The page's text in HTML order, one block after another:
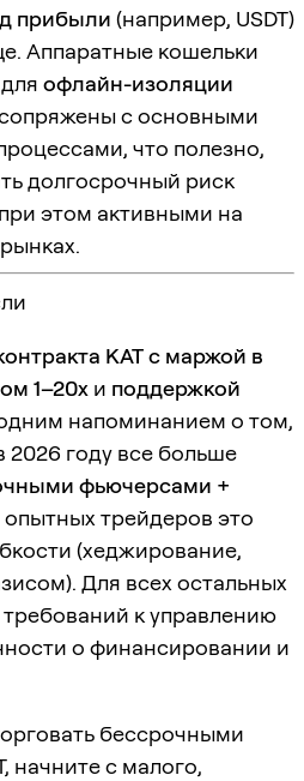
прибыли (например, USDT)
Аппаратные кошельки
офлайн-изоляции
с основными
что полезно,
долгосрочный риск
этом активными на
KAT с маржой в
1–20x и поддержкой
напоминанием о том,
2026 году все больше
фьючерсами +
опытных трейдеров это
(хеджирование,
Для всех остальных
к управлению
о финансировании и
бессрочными
начните с малого,